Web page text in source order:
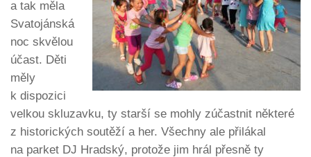
a tak měla
Svatojánská
noc skvělou
účast. Děti
měly
k dispozici
velkou skluzavku, ty starší se mohly zúčastnit některé
z historických soutěží a her. Všechny ale přilákal
na parket DJ Hradský, protože jim hrál přesně ty